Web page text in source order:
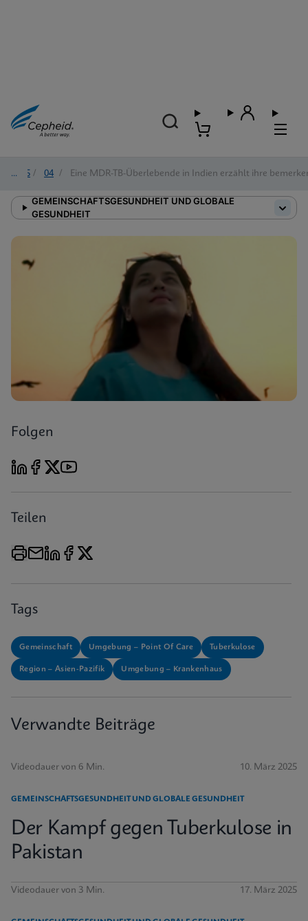
2025 / 04 / Eine MDR-TB-Überlebende in Indien erzählt ihre
GEMEINSCHAFTSGESUNDHEIT UND GLOBALE
GESUNDHEIT
Folgen
Teilen
Tags
Gemeinschaft Umgebung – Point Of Care Tuberkulose
Region – Asien-Pazifik Umgebung – Krankenhaus
Verwandte Beiträge
Videodauer von 6 Min. 10. März 2025
GEMEINSCHAFTSGESUNDHEIT UND GLOBALE GESUNDHEIT
Der Kampf gegen Tuberkulose in
Pakistan
Videodauer von 3 Min. 17. März 2025